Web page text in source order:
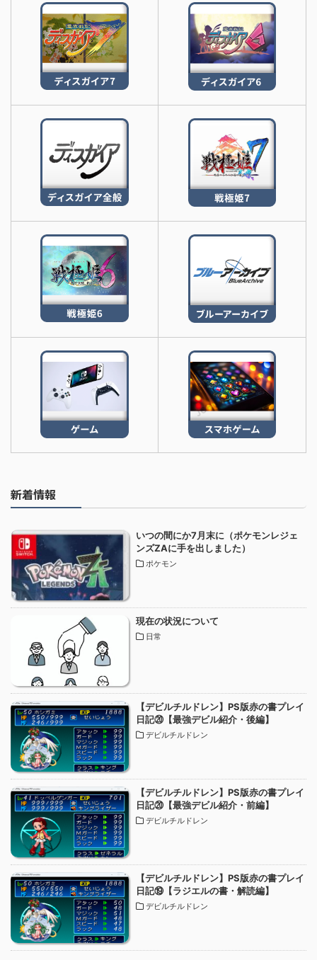
新着情報
いつの間にか7月末に（ポケモンレジェ
ンズZAに手を出しました）
ポケモン
現在の状況について
日常
【デビルチルドレン】PS版赤の書プレイ
日記⑳【最強デビル紹介・後編】
デビルチルドレン
【デビルチルドレン】PS版赤の書プレイ
日記⑳【最強デビル紹介・前編】
デビルチルドレン
【デビルチルドレン】PS版赤の書プレイ
日記⑲【ラジエルの書・解読編】
デビルチルドレン